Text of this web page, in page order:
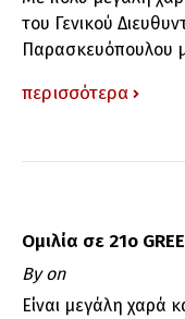
του Γενικού
Παρασκευόπουλου
περισσότερα
Ομιλία σε 21ο
Byon
Είναι μεγάλη χαρά